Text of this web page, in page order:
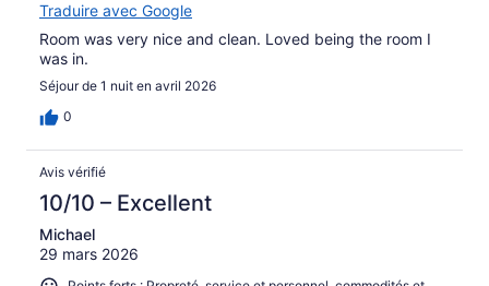
Traduire avec Google
Room was very nice and clean. Loved being the room I
was in.
Séjour de 1 nuit en avril 2026
0
Avis vérifié
10/10 – Excellent
Michael
29 mars 2026